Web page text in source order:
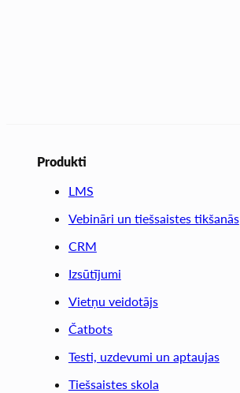
Produkti
LMS
Vebināri un tiešsaistes tikšanās
CRM
Izsūtījumi
Vietņu veidotājs
Čatbots
Testi, uzdevumi un aptaujas
Tiešsaistes skola